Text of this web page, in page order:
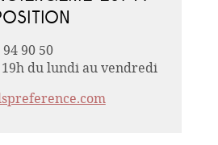
90 50
du lundi au vendredi